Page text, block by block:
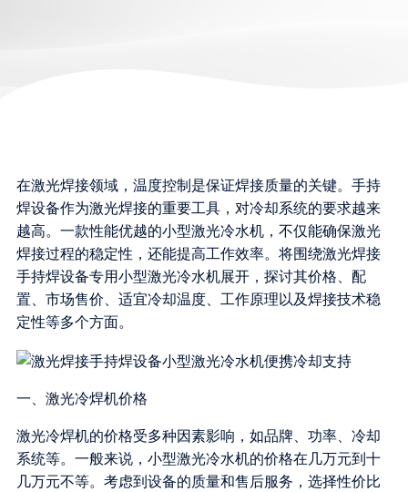
在激光焊接领域，温度控制是保证焊接质量的关键。手持
焊设备作为激光焊接的重要工具，对冷却系统的要求越来
越高。一款性能优越的小型激光冷水机，不仅能确保激光
焊接过程的稳定性，还能提高工作效率。将围绕激光焊接
手持焊设备专用小型激光冷水机展开，探讨其价格、配
置、市场售价、适宜冷却温度、工作原理以及焊接技术稳
定性等多个方面。
一、激光冷焊机价格
激光冷焊机的价格受多种因素影响，如品牌、功率、冷却
系统等。一般来说，小型激光冷水机的价格在几万元到十
几万元不等。考虑到设备的质量和售后服务，选择性价比